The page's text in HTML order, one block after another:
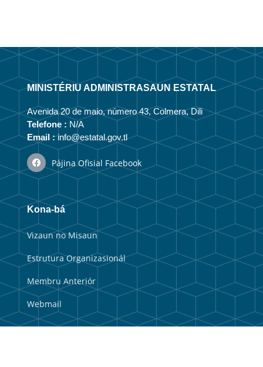
MINISTÉRIU ADMINISTRASAUN ESTATAL
Avenida 20 de maio, número 43, Colmera, Dili
Telefone : N/A
Email :info@estatal.gov.tl
Pájina Ofisial Facebook
Kona-bá
Vizaun no Misaun
Estrutura Organizasionál
Membru Anteriór
Webmail